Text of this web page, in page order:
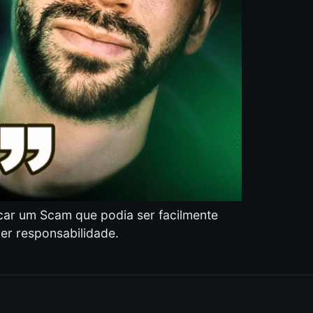
um Scam que podia ser facilmente
responsabilidade.